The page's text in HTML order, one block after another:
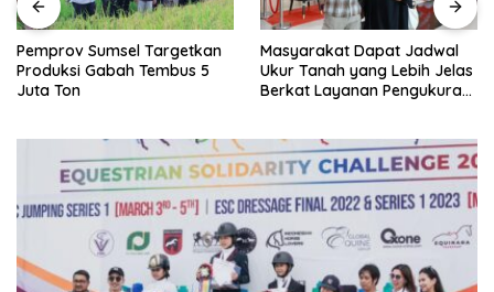
Pemprov Sumsel Targetkan
Produksi Gabah Tembus 5
Juta Ton
Masyarakat Dapat Jadwal
Ukur Tanah yang Lebih Jelas
Berkat Layanan Pengukuran